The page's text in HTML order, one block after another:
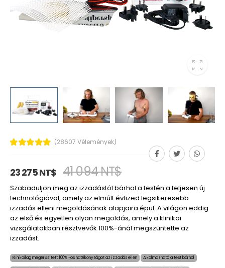
(28607 Vélemények)
23 275 NT$ 41 094 NT$
Szabaduljon meg az izzadástól bárhol a testén a teljesen új
technológiával, amely az elmúlt évtized legsikeresebb
izzadás elleni megoldásának alapjaira épül. A világon eddig
az első és egyetlen olyan megoldás, amely a klinikai
vizsgálatokban résztvevők 100%-ánál megszüntette az
izzadást.
Klinikailag megerősített 100% -os hatékonyságot az izzadás ellen Alkalmazható a test bárhol